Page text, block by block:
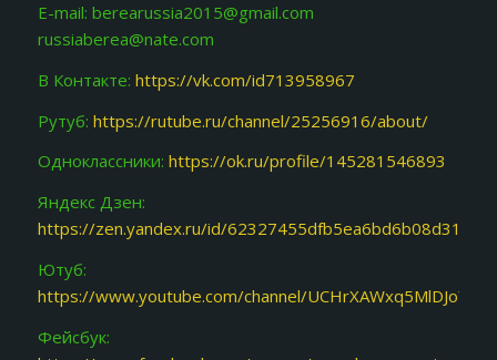
E-mail: berearussia2015@gmail.com
russiaberea@nate.com
В Контакте: https://vk.com/id713958967
Рутуб: https://rutube.ru/channel/25256916/about/
Одноклассники: https://ok.ru/profile/145281546893
Яндекс Дзен:
https://zen.yandex.ru/id/62327455dfb5ea6bd6b08d31
Ютуб:
https://www.youtube.com/channel/
Фейсбук: